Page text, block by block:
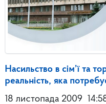
Насильство в сім’ї та
реальність, яка
18 листопада 2009